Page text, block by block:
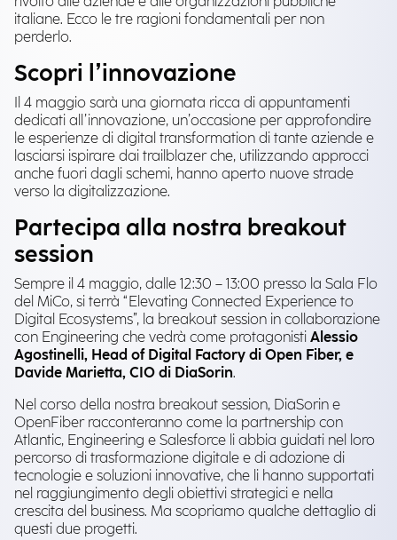
italiane. Ecco le tre ragioni fondamentali per non
perderlo.
Scopri l’innovazione
Il 4 maggio sarà una giornata ricca di appuntamenti
dedicati all’innovazione, un’occasione per approfondire
le esperienze di digital transformation di tante aziende e
lasciarsi ispirare dai trailblazer che, utilizzando approcci
anche fuori dagli schemi, hanno aperto nuove strade
verso la digitalizzazione.
Partecipa alla nostra breakout
session
Sempre il 4 maggio, dalle 12:30 – 13:00 presso la Sala Flo
del MiCo, si terrà “Elevating Connected Experience to
Digital Ecosystems”, la breakout session in collaborazione
con Engineering che vedrà come protagonisti Alessio
Agostinelli, Head of Digital Factory di Open Fiber, e
Davide Marietta, CIO di DiaSorin.
Nel corso della nostra breakout session, DiaSorin e
OpenFiber racconteranno come la partnership con
Atlantic, Engineering e Salesforce li abbia guidati nel loro
percorso di trasformazione digitale e di adozione di
tecnologie e soluzioni innovative, che li hanno supportati
nel raggiungimento degli obiettivi strategici e nella
crescita del business. Ma scopriamo qualche dettaglio di
questi due progetti.